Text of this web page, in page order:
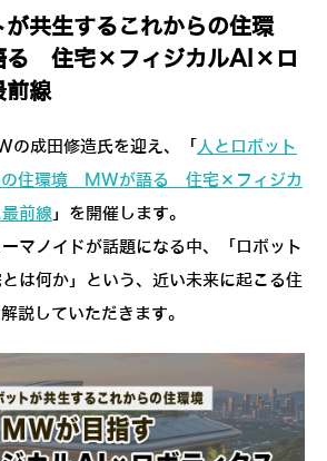
共生するこれからの住環
住宅×フィジカルAI×ロ
前線
の成田修造氏を迎え、「 人とロボット
の住環境 MWが語る 住宅×フィジカ
前線」を開催します。
マノイドが話題になる中、「ロボット
は何か」という、近い未来に起こる住
説していただきます。